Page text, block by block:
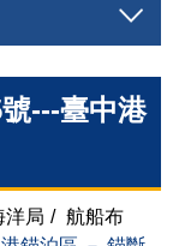
---臺中港
洋局 / 航船布